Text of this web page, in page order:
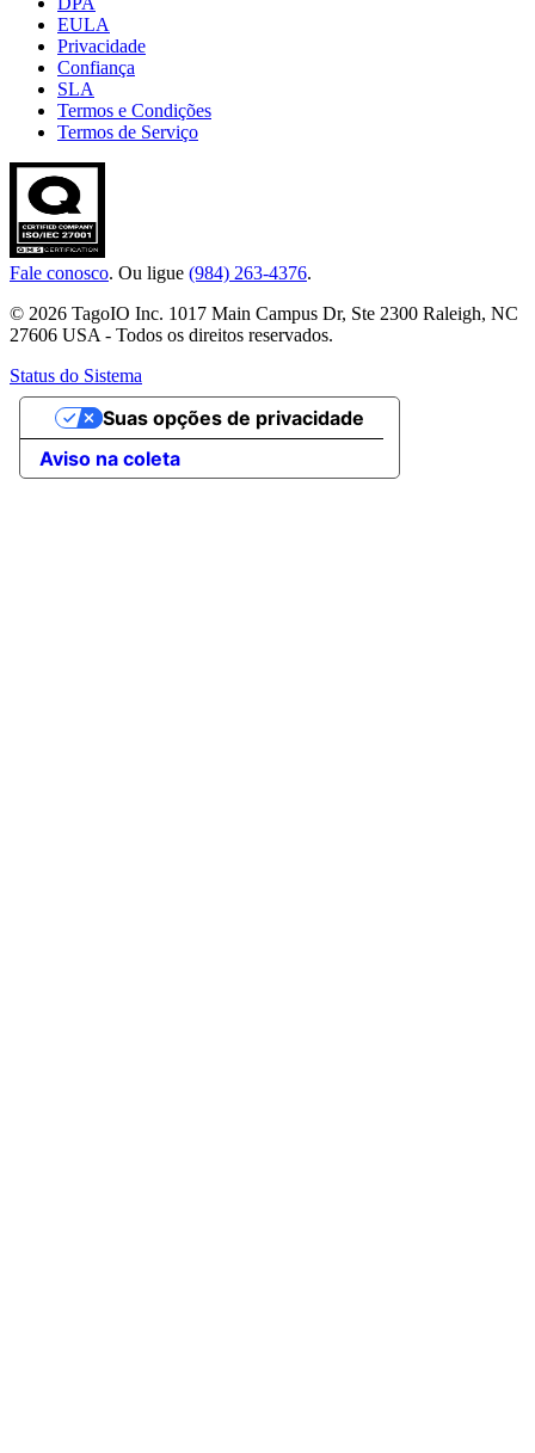
EULA
Privacidade
Confiança
SLA
Termos e Condições
Termos de Serviço
Fale conosco. Ou ligue (984) 263-4376.
© 2026 TagoIO Inc. 1017 Main Campus Dr, Ste 2300 Raleigh, NC
27606 USA - Todos os direitos reservados.
Status do Sistema
Aviso na coleta
Suas opções de privacidade